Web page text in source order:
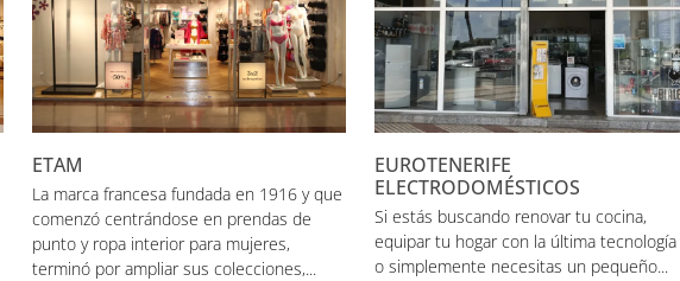
ETAM
La marca francesa fundada en 1916 y que
comenzó centrándose en prendas de
punto y ropa interior para mujeres,
terminó por ampliar sus colecciones,...
EUROTENERIFE
ELECTRODOMÉSTICOS
Si estás buscando renovar tu cocina,
equipar tu hogar con la última tecnología
o simplemente necesitas un pequeño...